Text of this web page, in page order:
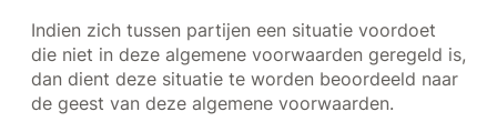
Indien zich tussen partijen een situatie voordoet
die niet in deze algemene voorwaarden geregeld is,
dan dient deze situatie te worden beoordeeld naar
de geest van deze algemene voorwaarden.